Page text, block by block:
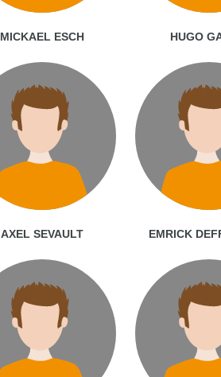
MICKAEL ESCH HUGO
AXEL SEVAULT EMRICK